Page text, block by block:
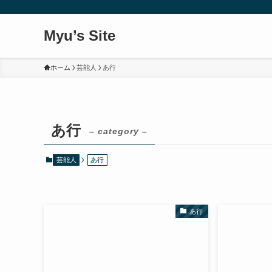
Myu’s Site
ホーム 芸能人 あ行
あ行 – category –
芸能人 あ行
あ行